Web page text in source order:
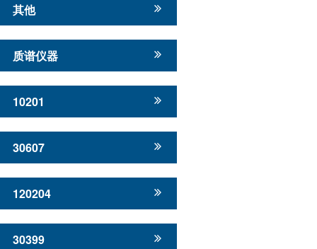
其他
质谱仪器
10201
30607
120204
30399